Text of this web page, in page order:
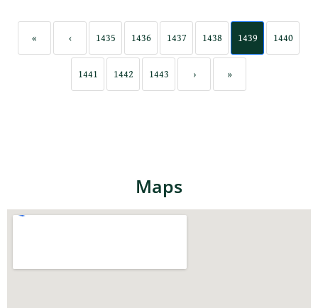
« ‹ 1435 1436 1437 1438 1439 1440
1441 1442 1443 › »
Maps